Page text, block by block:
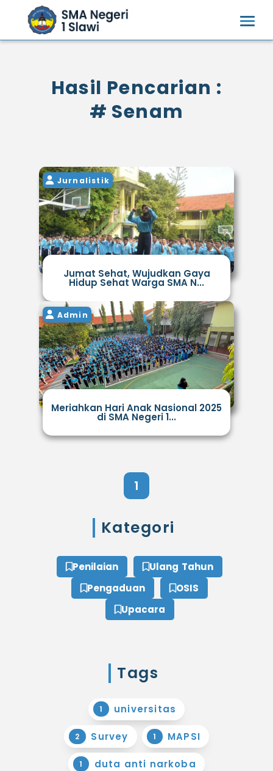
Hasil Pencarian :
# Senam
Jurnalistik
Jumat Sehat, Wujudkan Gaya
Hidup Sehat Warga SMA N...
Admin
Meriahkan Hari Anak Nasional 2025
di SMA Negeri 1...
1
Kategori
Penilaian
Ulang Tahun
Pengaduan
OSIS
Upacara
Tags
1 universitas
2 Survey 1 MAPSI
1 duta anti narkoba